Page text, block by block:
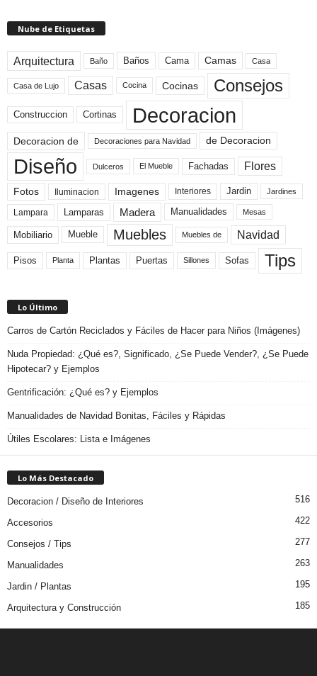
Nube de Etiquetas
Arquitectura Baño Baños Cama Camas Casa
Casa de Lujo Casas Cocina Cocinas Consejos
Construccion Cortinas Decoracion
Decoracion de Decoraciones para Navidad de Decoracion
Diseño Dulceros El Mueble Fachadas Flores
Fotos Iluminacion Imagenes Interiores Jardin Jardines
Lampara Lamparas Madera Manualidades Mesas
Mobiliario Mueble Muebles Muebles de Navidad
Pisos Planta Plantas Puertas Sillones Sofas Tips
Lo Último
Carros de Cartón Reciclados y Fáciles de Hacer para Niños (Imágenes)
Nuda Propiedad: ¿Qué es?, Significado, ¿Se Puede Vender?, ¿Se Puede
Hipotecar? y Ejemplos
Gentrificación: ¿Qué es? y Ejemplos
Manualidades de Navidad Bonitas, Fáciles y Rápidas
Útiles Escolares: Lista e Imágenes
Lo Más Destacado
Decoracion / Diseño de Interiores 516
Accesorios 422
Consejos / Tips 277
Manualidades 263
Jardin / Plantas 195
Arquitectura y Construcción 185